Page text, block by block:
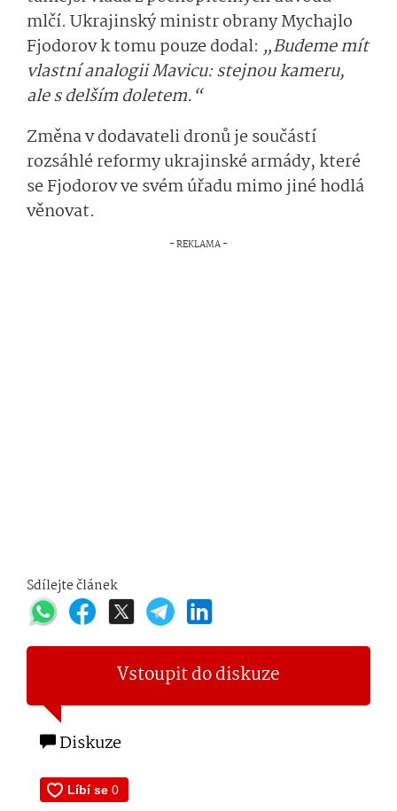
mlčí. Ukrajinský ministr obrany Mychajlo
Fjodorov k tomu pouze dodal: „Budeme mít
vlastní analogii Mavicu: stejnou kameru,
ale s delším doletem.“
Změna v dodavateli dronů je součástí
rozsáhlé reformy ukrajinské armády, které
se Fjodorov ve svém úřadu mimo jiné hodlá
věnovat.
Sdílejte článek
Vstoupit do diskuze
Diskuze